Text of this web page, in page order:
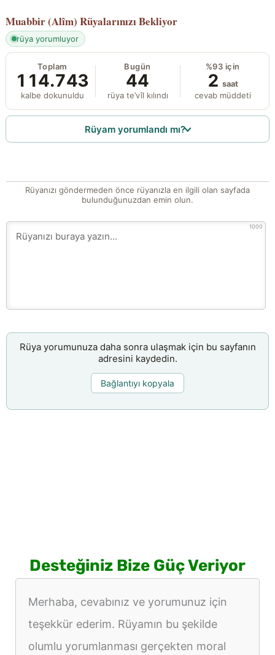
Muabbir (Alîm) Rüyalarınızı Bekliyor
rüya yorumluyor
Toplam
114.743
kalbe dokunuldu
Bugün
44
rüya te’vîl kılındı
%93 için
2 saat
cevab müddeti
Rüyam yorumlandı mı?
Rüyanızı göndermeden önce rüyanızla en ilgili olan sayfada
bulunduğunuzdan emin olun.
1000
Rüya yorumunuza daha sonra ulaşmak için bu sayfanın
adresini kaydedin.
Bağlantıyı kopyala
Desteğiniz Bize Güç Veriyor
Merhaba, cevabınız ve yorumunuz için
teşekkür ederim. Rüyamın bu şekilde
olumlu yorumlanması gerçekten moral